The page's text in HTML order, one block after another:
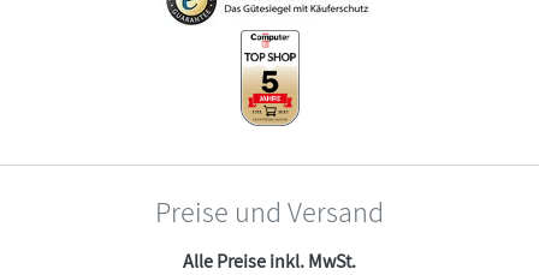
Preise und Versand
Alle Preise inkl. MwSt.